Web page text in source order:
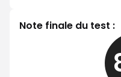
Note finale du test :